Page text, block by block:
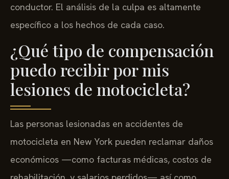
conductor. El análisis de la culpa es altamente
específico a los hechos de cada caso.
¿Qué tipo de compensación
puedo recibir por mis
lesiones de motocicleta?
Las personas lesionadas en accidentes de
motocicleta en New York pueden reclamar daños
económicos —como facturas médicas, costos de